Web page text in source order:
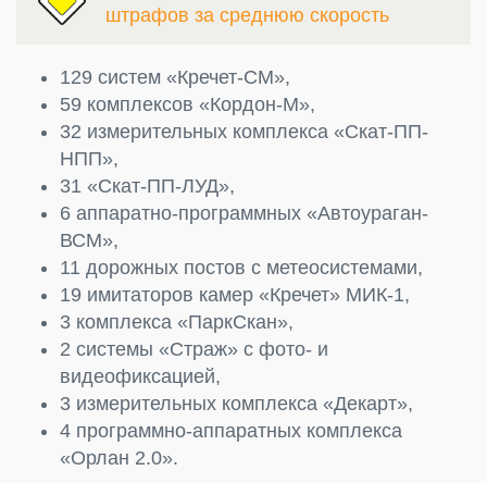
штрафов за среднюю скорость
129 систем «Кречет-СМ»,
59 комплексов «Кордон-М»,
32 измерительных комплекса «Скат-ПП-
НПП»,
31 «Скат-ПП-ЛУД»,
6 аппаратно-программных «Автоураган-
ВСМ»,
11 дорожных постов с метеосистемами,
19 имитаторов камер «Кречет» МИК-1,
3 комплекса «ПаркСкан»,
2 системы «Страж» с фото- и
видеофиксацией,
3 измерительных комплекса «Декарт»,
4 программно-аппаратных комплекса
«Орлан 2.0».